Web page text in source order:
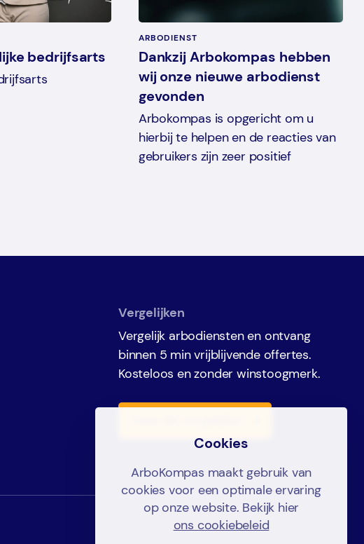
bedrijfsarts
ARBODIENST
Dankzij Arbokompas hebben
wij onze nieuwe arbodienst
gevonden
Arbokompas is opgericht om u
hierbij te helpen en de reacties van
gebruikers zijn zeer positief
Vergelijken
Vergelijk arbodiensten en ontvang
binnen 5 min vrijblijvende offertes.
Kosteloos en zonder winstoogmerk.
ArboKompas maakt gebruik van
cookies voor een optimale ervaring
op onze website. Bekijk hier
ons cookiebeleid